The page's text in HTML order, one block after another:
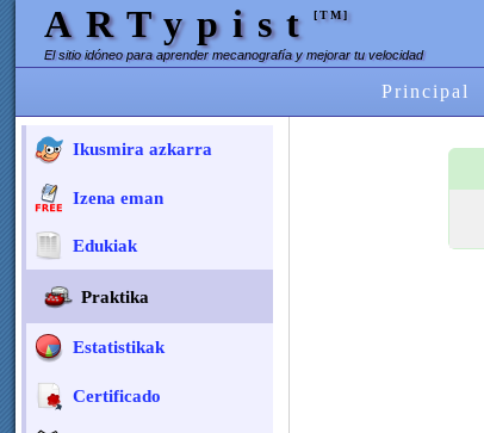
ARTypist[TM]
El sitio idóneo para aprender mecanografía y mejorar tu velocidad
Principal
Ikusmira azkarra
Izena eman
Edukiak
Praktika
Estatistikak
Certificado